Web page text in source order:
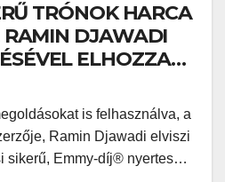
TRÓNOK HARCA
ELHOZZA
MIELŐTT
AMERIKÁBA
is felhasználva, a
Ramin Djawadi elviszi
sikerű, Emmy-díj® nyertes…